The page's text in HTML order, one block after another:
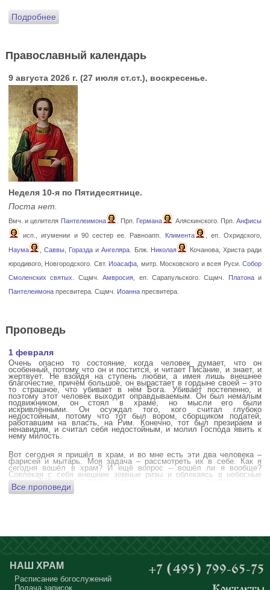
Подробнее
Православный календарь
9 августа 2026 г. (27 июля ст.ст.), воскресенье.
Неделя 10-я по Пятидесятнице.
Поста нет.
Вмч. и целителя Пантелеимона . Прп. Германа Аляскинского. Прп.Анфисы
исп., игумении и 90 сестер ее. Равноапп.
Климента
, еп. Охридского,
Наума
,Саввы Горазда иАнгеляра . Блж. Николая
Кочанова, Христа ради
юродивого, Новгородского. Свт. Иоасафа , митр. Московского и всея Руси.Собор
Смоленских святых
. Сщмч.Амвросия , еп. Сарапульского. Сщмч. Платонаи
Пантелеимонапресвитера. Сщмч. Иоаннапресвитера.
Проповедь
1 февраля
Очень опасно то состояние, когда человек думает, что он
особенный, потому что он и постится, и читает Писание, и знает, и
жертвует. Не взойдя на ступень любви, а имея лишь внешнее
благочестие, причём большое, он вырастает в гордыне своей – это
то страшное, что убивает в нём Бога. Убивает постепенно, и
поэтому этот человек выходит оправдываемым. Он был немалым
подвижником, он стоял в храме, но мысли его были
искривлёнными. Он осуждал того, кого считал глубоко
недостойным, потому что тот был вором, сборщиком податей,
работавшим на власть, на Рим. Конечно, тот был презираем и
ненавидим, и считал себя недостойным, и молил Господа явить к
нему милость.
Вот сегодня я пришёл в храм, и во мне есть эти два человека –
фарисей и мытарь. Моя задача – рассмотреть их в себе. Как я
сегодня вошёл в храм? И ещё вопрос – вошёл ли я вообще?
Совлекая с себя внешние земные ризы и облекаясь в небесные
одежды? Имеется в виду не только внешние, но и внутренние, то
есть помыслы.
сердца?
Бог открыл помыслы людей, стоящих в храме, и он ужаснулся
тому, что никто из них не молится – ни один человек, кроме одного
мальчика. Мысли у людей о чём угодно: о работе, о молодой жене
или возлюбленной, о детях, о долгах, о футбольном матче, о
Все проповеди
НАШ ХРАМ
Расписание богослужений
Подача записок
+7 (495) 799-65-75
Контакты